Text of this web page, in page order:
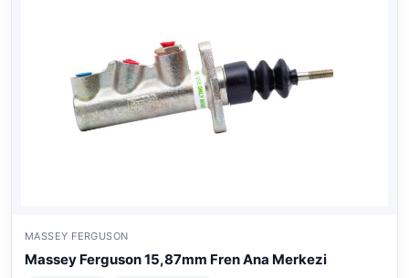
MASSEY FERGUSON
Massey Ferguson 15,87mm Fren Ana Merkezi